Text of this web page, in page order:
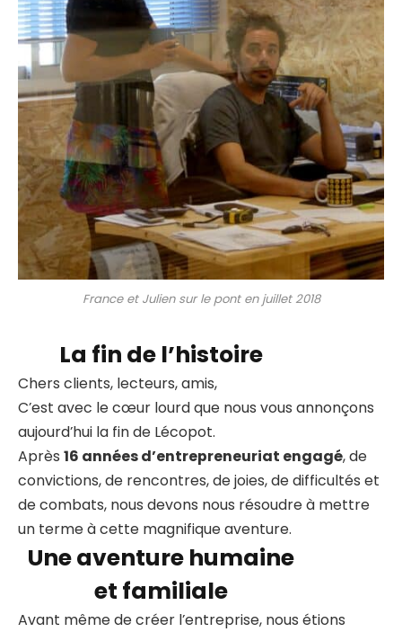
France et Julien sur le pont en juillet 2018
La fin de l’histoire
Chers clients, lecteurs, amis,
C’est avec le cœur lourd que nous vous annonçons
aujourd’hui la fin de Lécopot.
Après 16 années d’entrepreneuriat engagé, de
convictions, de rencontres, de joies, de difficultés et
de combats, nous devons nous résoudre à mettre
un terme à cette magnifique aventure.
Une aventure humaine
et familiale
Avant même de créer l’entreprise, nous étions